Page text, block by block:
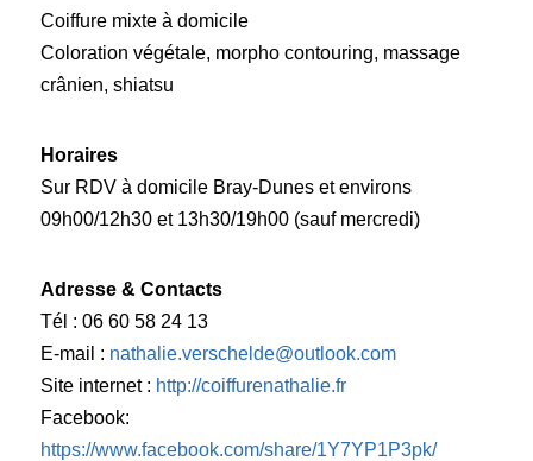
Coiffure mixte à domicile
Coloration végétale, morpho contouring, massage
crânien, shiatsu
Horaires
Sur RDV à domicile Bray-Dunes et environs
09h00/12h30 et 13h30/19h00 (sauf mercredi)
Adresse & Contacts
Tél : 06 60 58 24 13
E-mail : nathalie.verschelde@outlook.com
Site internet : http://coiffurenathalie.fr
Facebook:
https://www.facebook.com/share/1Y7YP1P3pk/